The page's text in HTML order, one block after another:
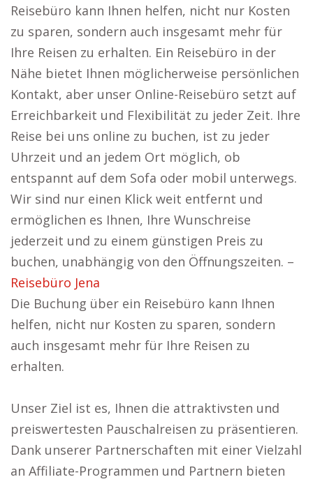
Reisebüro kann Ihnen helfen, nicht nur Kosten
zu sparen, sondern auch insgesamt mehr für
Ihre Reisen zu erhalten. Ein Reisebüro in der
Nähe bietet Ihnen möglicherweise persönlichen
Kontakt, aber unser Online-Reisebüro setzt auf
Erreichbarkeit und Flexibilität zu jeder Zeit. Ihre
Reise bei uns online zu buchen, ist zu jeder
Uhrzeit und an jedem Ort möglich, ob
entspannt auf dem Sofa oder mobil unterwegs.
Wir sind nur einen Klick weit entfernt und
ermöglichen es Ihnen, Ihre Wunschreise
jederzeit und zu einem günstigen Preis zu
buchen, unabhängig von den Öffnungszeiten. –
Reisebüro Jena
Die Buchung über ein Reisebüro kann Ihnen
helfen, nicht nur Kosten zu sparen, sondern
auch insgesamt mehr für Ihre Reisen zu
erhalten.
Unser Ziel ist es, Ihnen die attraktivsten und
preiswertesten Pauschalreisen zu präsentieren.
Dank unserer Partnerschaften mit einer Vielzahl
an Affiliate-Programmen und Partnern bieten